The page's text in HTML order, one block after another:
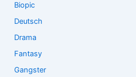
Biopic
Deutsch
Drama
Fantasy
Gangster